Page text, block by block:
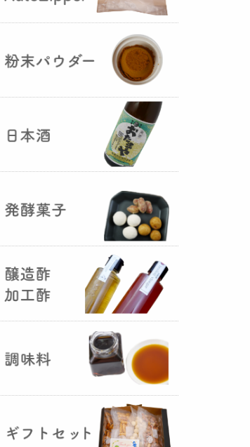
（2025年02月
国産（熊本産）の大麦に白麹菌を
つけて丁寧に培養して『大麦白
』が完成しました！大麦麹から
の旨みと、白麹から生成される天
然のクエン酸（酸味）が良き製品
を創出してくれることです。塩麹
作りや米麹や大麦麹とブレンドし
ての味噌作りなど、次の食のステ
ージに・・・
R6年 クロ黒麹が出来ました
♪（2025年01月15日）